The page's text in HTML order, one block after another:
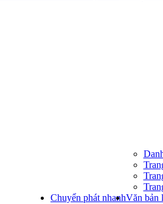
Chuyển phát nhanhVăn bản